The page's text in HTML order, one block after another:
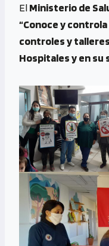
b
o
o
se
n
g
py
Li
n
ElMinisterio de
“Conoce y
controles y talleres
Hospitales y en su